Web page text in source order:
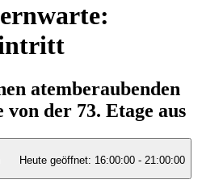
atemberaubenden
der 73. Etage aus
Heute geöffnet: 16:00:00 - 21:00:00